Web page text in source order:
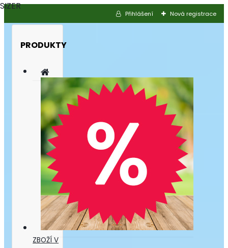
Přihlášení Nová registrace
PRODUKTY
ZBOŽÍ V
SIZER